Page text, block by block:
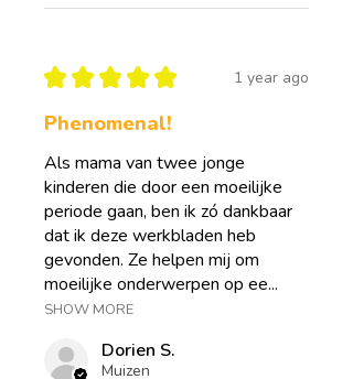
waardevols. Ze voelen zich minder
dat gevoelens mogen bestaan én dat ze
daarin groeit zelfvertrouwen, emotionele
rust en veerkracht.
★ ★ ★ ★ ★ 1 year ago
Phenomenal!
Als mama van twee jonge
kinderen die door een moeilijke
periode gaan, ben ik zó dankbaar
dat ik deze werkbladen heb
gevonden. Ze helpen mij om
moeilijke onderwerpen op ee...
SHOW MORE
Dorien S.
Muizen